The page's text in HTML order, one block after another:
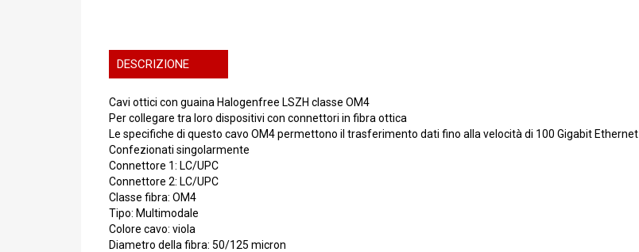
DESCRIZIONE
Cavi ottici con guaina Halogenfree LSZH classe OM4
Per collegare tra loro dispositivi con connettori in fibra ottica
Le specifiche di questo cavo OM4 permettono il trasferimento dati fino alla velocità di 100 Gigabit Ethernet
Confezionati singolarmente
Connettore 1: LC/UPC
Connettore 2: LC/UPC
Classe fibra: OM4
Tipo: Multimodale
Colore cavo: viola
Diametro della fibra: 50/125 micron